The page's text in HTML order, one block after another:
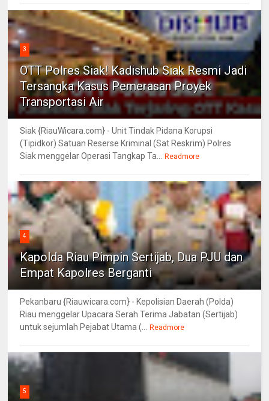
3
OTT Polres Siak! Kadishub Siak Resmi Jadi
Tersangka Kasus Pemerasan Proyek
Transportasi Air
Siak {RiauWicara.com} - Unit Tindak Pidana Korupsi
(Tipidkor) Satuan Reserse Kriminal (Sat Reskrim) Polres
Siak menggelar Operasi Tangkap Ta... Readmore
4
Kapolda Riau Pimpin Sertijab, Dua PJU dan
Empat Kapolres Berganti
Pekanbaru {Riauwicara.com} - Kepolisian Daerah (Polda)
Riau menggelar Upacara Serah Terima Jabatan (Sertijab)
untuk sejumlah Pejabat Utama (... Readmore
5